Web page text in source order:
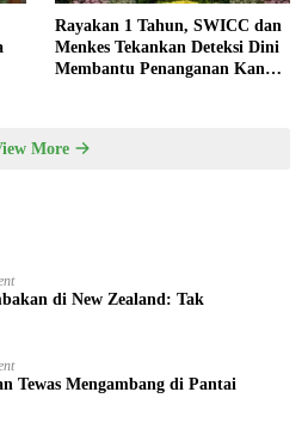
Rayakan 1 Tahun, SWICC dan
Menkes Tekankan Deteksi Dini
Membantu Penanganan Kanker
More
di New Zealand: Tak
Tewas Mengambang di Pantai